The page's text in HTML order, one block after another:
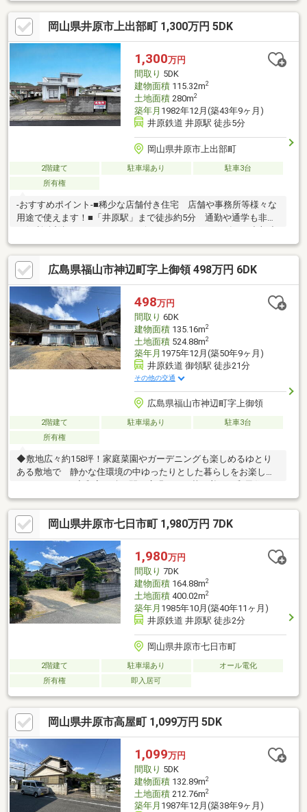
越しを機に車やキャッシング等の個人ローンを住宅ローンで1本
化）■家電費用や追加工事費を住宅ローンに組みたい方■転職した
ての方■他社でお断りされた方
岡山県井原市上出部町 1,300万円 5DK
1,300万円
間取り 5DK
建物面積115.32m2
土地面積280m2
築年月 1982年12月(築43年9ヶ月)
井原鉄道 井原駅 徒歩5分
岡山県井原市上出部町
2階建て 駐車場あり
駐車3台
所有権
-おすすめポイント-■稀少な店舗付き住宅 店舗や事務所等様々な
用途で使えます！■「井原駅」まで徒歩約5分 通勤や通学も非常
に便利■近隣にスーパーやコンビニ、ドラッグストア有り■出部小
学校まで徒歩約10分 お子様の通学も安心-周辺環境-■なかやま牧
場ハート井原店・・・徒歩約8分■セブンイレブン井原上出部
店・・・徒歩約1分■ZAGZAG井原笹賀店・・・徒歩約7分■ホーム
センターユーホー井原店・・・徒歩約12分■井原市立出部小学
校・・・徒歩約7分■井原市役所・・・徒歩約7分■「井原
駅」・・・徒歩約5分
広島県福山市神辺町字上御領 498万円 6DK
498万円
間取り 6DK
建物面積135.16m2
土地面積524.88m2
築年月 1975年12月(築50年9ヶ月)
井原鉄道 御領駅 徒歩21分
その他の交通
広島県福山市神辺町字上御領
2階建て 駐車場あり
駐車3台
所有権
◆敷地広々約158坪！家庭菜園やガーデニングも楽しめるゆとり
ある敷地で 静かな住環境の中ゆったりとした暮らしをお楽しみ
宅。母屋とは別に平屋の建物もあり 二世帯住宅や趣味のお部
屋、在宅ワークスペースなど多用途にご活用可能です。◆ガレー
ジも備えており 雨風を防ぎながら荷物の保管スペースとして利
用できるほか 洗濯物干しなどにも便利にお使いいただけます
♪◆既存の和の趣を活かしながら、リノベーションのベースとし
てもご検討いただける住まいです♪
岡山県井原市七日市町 1,980万円 7DK
1,980万円
間取り 7DK
建物面積164.88m2
土地面積400.02m2
築年月 1985年10月(築40年11ヶ月)
井原鉄道 井原駅 徒歩2分
岡山県井原市七日市町
2階建て 駐車場あり
オール電化
所有権
即入居可
岡山県井原市高屋町 1,099万円 5DK
1,099万円
間取り 5DK
建物面積132.89m2
土地面積212.76m2
築年月 1987年12月(築38年9ヶ月)